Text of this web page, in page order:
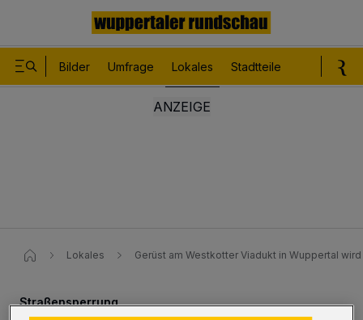
Bilder Umfrage Lokales Stadtteile
Lokales Gerüst am Westkotter Viadukt in Wuppertal
Straßensperrung